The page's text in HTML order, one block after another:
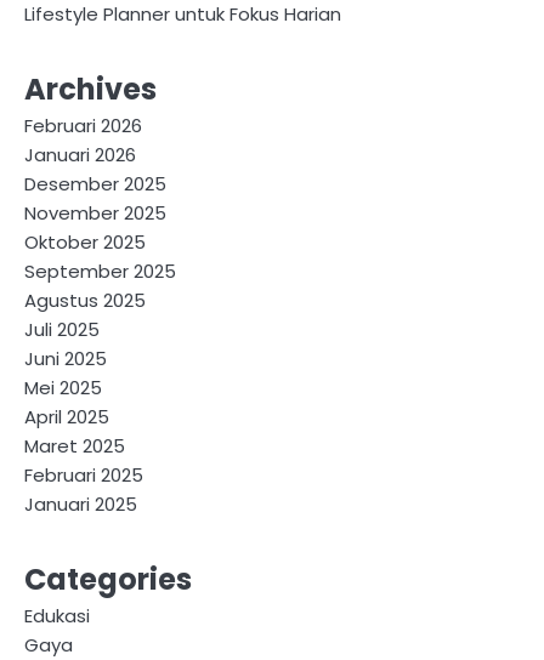
Lifestyle Planner untuk Fokus Harian
Archives
Februari 2026
Januari 2026
Desember 2025
November 2025
Oktober 2025
September 2025
Agustus 2025
Juli 2025
Juni 2025
Mei 2025
April 2025
Maret 2025
Februari 2025
Januari 2025
Categories
Edukasi
Gaya